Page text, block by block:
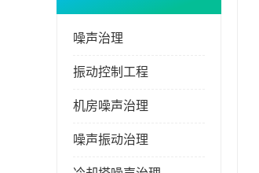
噪声治理
振动控制工程
机房噪声治理
噪声振动治理